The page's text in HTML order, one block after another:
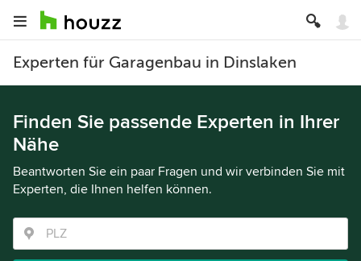
Experten für Garagenbau in Dinslaken
Finden Sie passende Experten in Ihrer
Nähe
Beantworten Sie ein paar Fragen und wir verbinden Sie mit
Experten, die Ihnen helfen können.